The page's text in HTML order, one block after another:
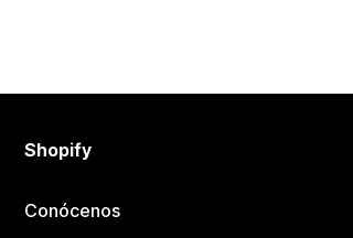
Shopify
Conócenos